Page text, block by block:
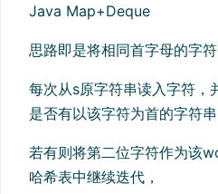
Java Map+Deque
思路即是将相同首字母的字
每次从s原字符串读入字符
是否有以该字符为首的字符串
若有则将第二位字符作为该
哈希表中继续迭代，